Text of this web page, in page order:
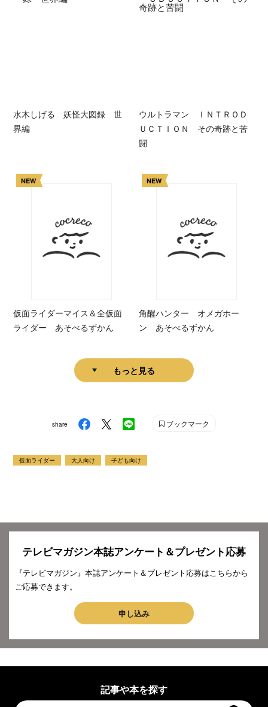
水木しげる 妖怪大図録 世
界編
ウルトラマン ＩＮＴＲＯＤ
ＵＣＴＩＯＮ その奇跡と苦
闘
NEW
仮面ライダーマイス＆全仮面
ライダー あそべるずかん
NEW
角醒ハンター オメガホー
ン あそべるずかん
もっと見る
share ブックマーク
仮面ライダー 大人向け 子ども向け
テレビマガジン本誌アンケート＆プレゼント応募
『テレビマガジン』本誌アンケート＆プレゼント応募はこちらから
ご応募できます。
申し込み
記事や本を探す